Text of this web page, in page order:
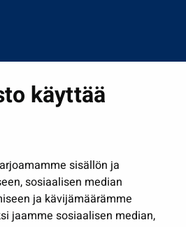
käyttää
sisällön ja
sosiaalisen median
ja kävijämäärämme
jaamme sosiaalisen median,